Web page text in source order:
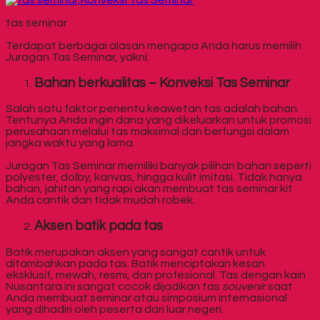
tas seminar
Terdapat berbagai alasan mengapa Anda harus memilih
Juragan Tas Seminar, yakni:
Bahan berkualitas – Konveksi Tas Seminar
Salah satu faktor penentu keawetan tas adalah bahan.
Tentunya Anda ingin dana yang dikeluarkan untuk promosi
perusahaan melalui tas maksimal dan berfungsi dalam
jangka waktu yang lama.
Juragan Tas Seminar memiliki banyak pilihan bahan seperti
polyester, dolby, kanvas, hingga kulit imitasi. Tidak hanya
bahan, jahitan yang rapi akan membuat tas seminar kit
Anda cantik dan tidak mudah robek.
Aksen batik pada tas
Batik merupakan aksen yang sangat cantik untuk
ditambahkan pada tas. Batik menciptakan kesan
eksklusif, mewah, resmi, dan profesional. Tas dengan kain
Nusantara ini sangat cocok dijadikan tas souvenirsaat
Anda membuat seminar atau simposium internasional
yang dihadiri oleh peserta dari luar negeri.